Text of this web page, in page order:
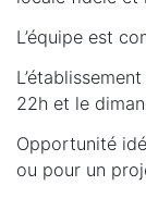
L’équipe est
22h et le
Opportunité
ou pour un